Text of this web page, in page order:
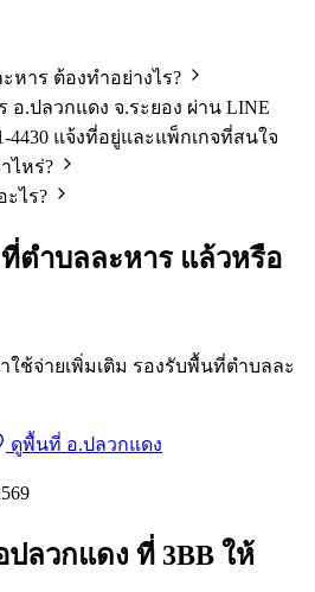
หาร ต้องทำอย่างไร?
อ.ปลวกแดง จ.ระยอง ผ่าน LINE
4430 แจ้งที่อยู่และแพ็กเกจที่สนใจ
ไหร่?
ะไร?
ตำบลละหาร แล้วหรือ
ช้จ่ายเพิ่มเติม รองรับพื้นที่ตำบลละ
ดูพื้นที่ อ.ปลวกแดง
ลวกแดง ที่ 3BB ให้